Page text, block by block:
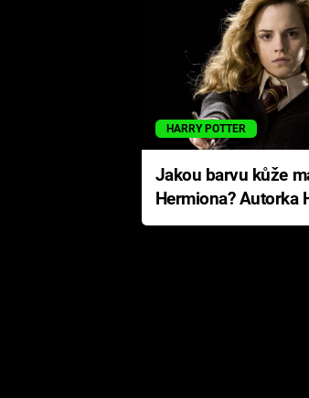
HARRY POTTER
Jakou barvu kůže
Hermiona? Autorka
Pottera přišla s